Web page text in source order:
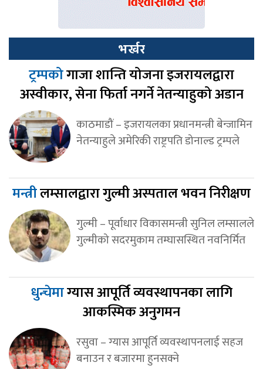
भर्खर
ट्रम्पकोगाजा शान्ति योजना इजरायलद्वारा
अस्वीकार, सेना फिर्ता नगर्ने नेतन्याहुको अडान
काठमाडौं – इजरायलका प्रधानमन्त्री बेन्जामिन
नेतन्याहुले अमेरिकी राष्ट्रपति डोनाल्ड ट्रम्पले
मन्त्रीलम्सालद्वारा गुल्मी अस्पताल भवन निरीक्षण
गुल्मी – पूर्वाधार विकासमन्त्री सुनिल लम्सालले
गुल्मीको सदरमुकाम तम्घासस्थित नवनिर्मित
धुन्चेमाग्यास आपूर्ति व्यवस्थापनका लागि
आकस्मिक अनुगमन
रसुवा – ग्यास आपूर्ति व्यवस्थापनलाई सहज
बनाउन र बजारमा हुनसक्ने